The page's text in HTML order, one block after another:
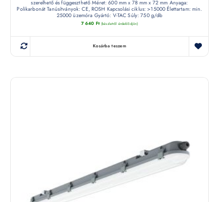
szerelhető és függeszthető Méret: 600 mm x 78 mm x 72 mm Anyaga:
Polikarbonát Tanúsítványok: CE, ROSH Kapcsolási ciklus: >15000 Élettartam: min.
25000 üzemóra Gyártó: V-TAC Súly: 750 g/db
7 640 Ft (készletről érdeklődjön)
Kosárba teszem